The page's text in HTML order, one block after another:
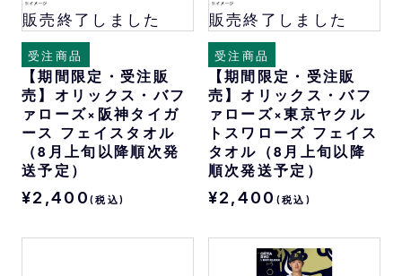
販売終了しました
受注商品
【期間限定・受注販
売】オリックス・バフ
ァローズ×阪神タイガ
ース フェイスタオル
（8月上旬以降順次発
送予定）
¥2,400 (税込)
販売終了しました
受注商品
【期間限定・受注販
売】オリックス・バフ
ァローズ×東京ヤクル
トスワローズ フェイス
タオル（8月上旬以降
順次発送予定）
¥2,400 (税込)